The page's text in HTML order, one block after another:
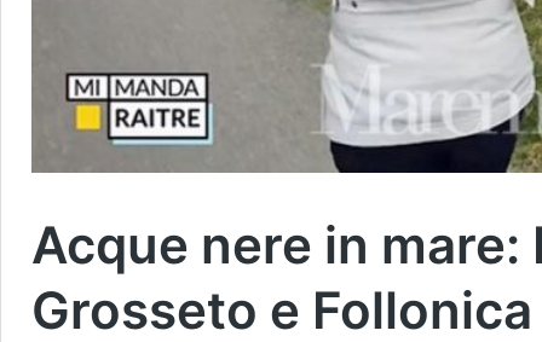
Acque nere in mare:
Grosseto e Follonica